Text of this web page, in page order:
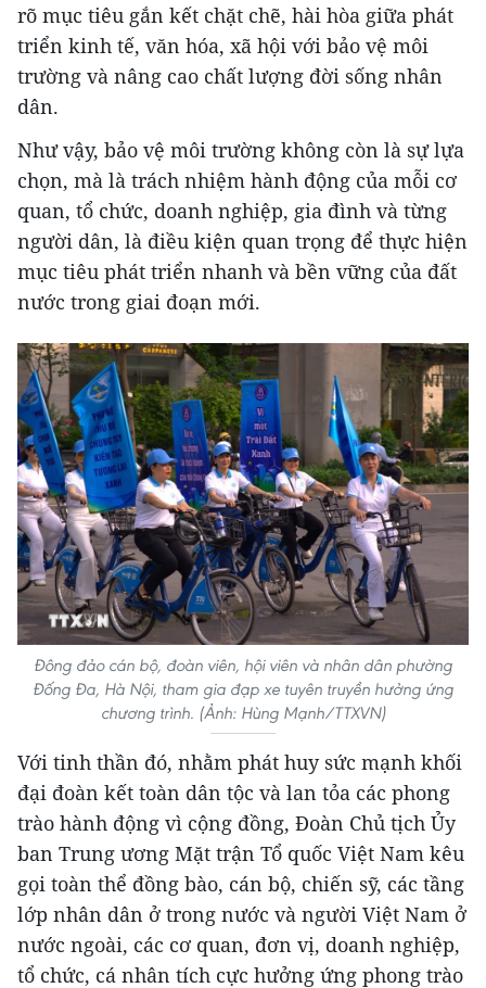
rõ mục tiêu gắn kết chặt chẽ, hài hòa giữa phát
triển kinh tế, văn hóa, xã hội với bảo vệ môi
trường và nâng cao chất lượng đời sống nhân
dân.
Như vậy, bảo vệ môi trường không còn là sự lựa
chọn, mà là trách nhiệm hành động của mỗi cơ
quan, tổ chức, doanh nghiệp, gia đình và từng
người dân, là điều kiện quan trọng để thực hiện
mục tiêu phát triển nhanh và bền vững của đất
nước trong giai đoạn mới.
Đông đảo cán bộ, đoàn viên, hội viên và nhân dân phường
Đống Đa, Hà Nội, tham gia đạp xe tuyên truyền hưởng ứng
chương trình. (Ảnh: Hùng Mạnh/TTXVN)
Với tinh thần đó, nhằm phát huy sức mạnh khối
đại đoàn kết toàn dân tộc và lan tỏa các phong
trào hành động vì cộng đồng, Đoàn Chủ tịch Ủy
ban Trung ương Mặt trận Tổ quốc Việt Nam kêu
gọi toàn thể đồng bào, cán bộ, chiến sỹ, các tầng
lớp nhân dân ở trong nước và người Việt Nam ở
nước ngoài, các cơ quan, đơn vị, doanh nghiệp,
tổ chức, cá nhân tích cực hưởng ứng phong trào